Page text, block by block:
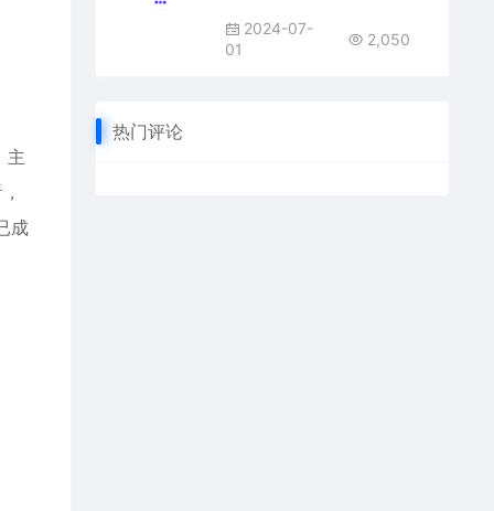
主
成
2024-07-
01
2,050
热门评论